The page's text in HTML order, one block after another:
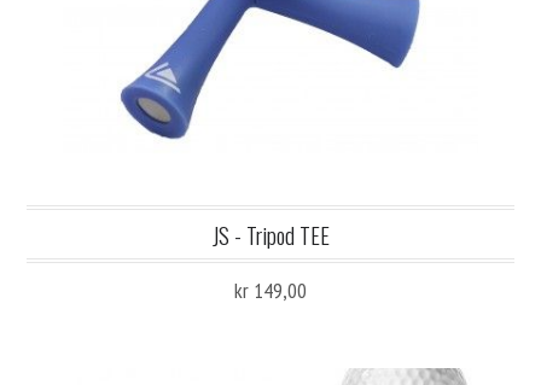
JS - Tripod TEE
kr 149,00